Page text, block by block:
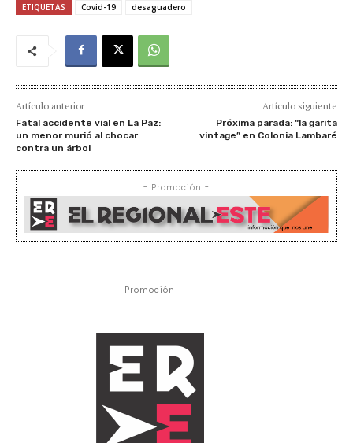
ETIQUETAS Covid-19 desaguadero
Artículo anterior
Fatal accidente vial en La Paz:
un menor murió al chocar
contra un árbol
Artículo siguiente
Próxima parada: “la garita
vintage” en Colonia Lambaré
- Promoción -
- Promoción -